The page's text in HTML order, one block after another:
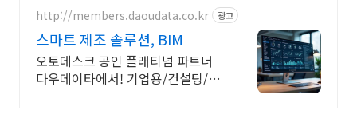
http://members.daoudata.co.kr 광고
스마트 제조 솔루션, BIM
오토데스크 공인 플래티넘 파트너
다우데이타에서! 기업용/컨설팅/교